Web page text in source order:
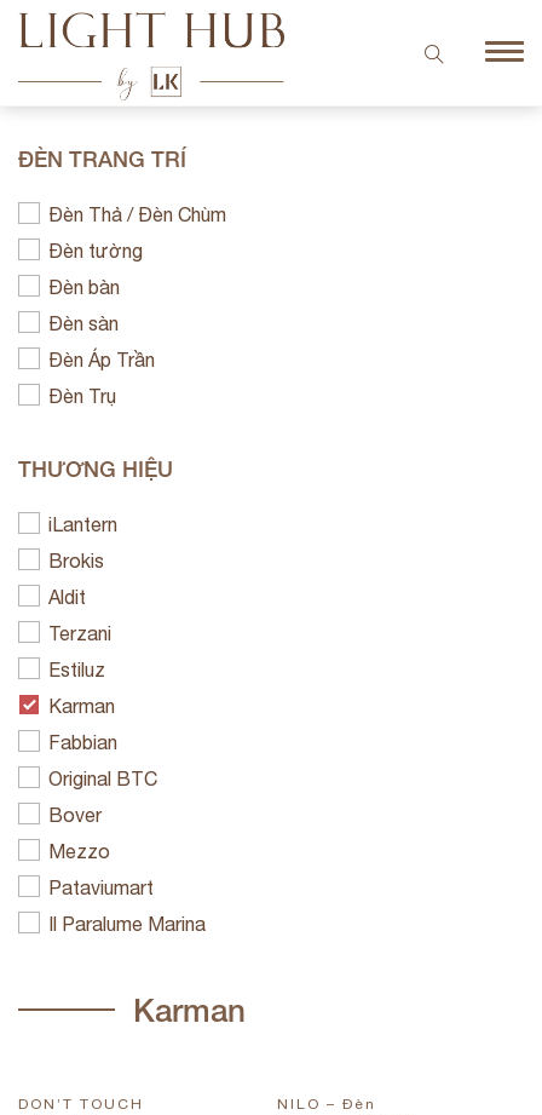
ĐÈN TRANG TRÍ
Đèn Thả / Đèn Chùm
Đèn tường
Đèn bàn
Đèn sàn
Đèn Áp Trần
Đèn Trụ
THƯƠNG HIỆU
iLantern
Brokis
Aldit
Terzani
Estiluz
Karman
Fabbian
Original BTC
Bover
Mezzo
Pataviumart
Il Paralume Marina
Karman
DON’T TOUCH
NILO – Đèn